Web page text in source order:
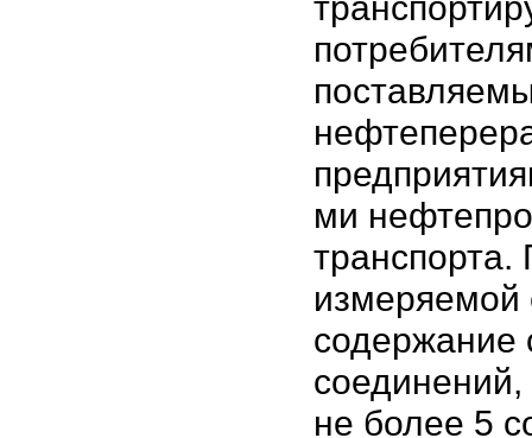
ми
измеряемой
содержание
не более 5